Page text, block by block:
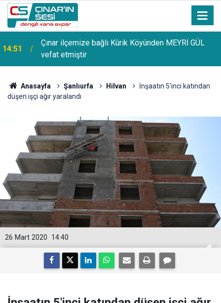
14:51
Çınar ilçemize bağlı Kûrik Köyünden MEYRİ GÜL
vefat etmiştir
Anasayfa Şanlıurfa Hilvan
İnşaatın 5'inci katından
düşen işçi ağır yaralandı
14:40
26 Mart 2020